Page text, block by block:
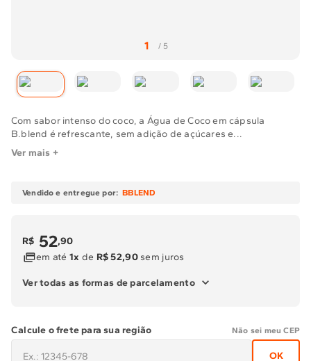
Com sabor intenso do coco, a Água de Coco em cápsula
B.blend é refrescante, sem adição de açúcares e...
Ver mais +
Vendido e entregue por: BBLEND
R$ 52,90
em até 1x de R$ 52,90sem juros
Ver todas as formas de parcelamento
Calcule o frete para sua região Não sei meu CEP
OK